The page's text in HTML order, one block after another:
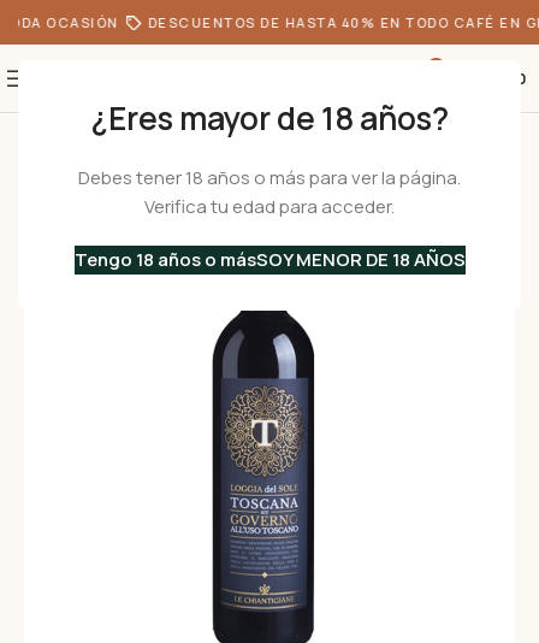
¿Eres mayor de 18 años?
Debes tener 18 años o más para ver la página.
Verifica tu edad para acceder.
Tengo 18 años o másSOY MENOR DE 18 AÑOS
OCASIÓN DESCUENTOS DE HASTA 40% EN TODO CAFÉ EN
0.00
Vinos Tintos•